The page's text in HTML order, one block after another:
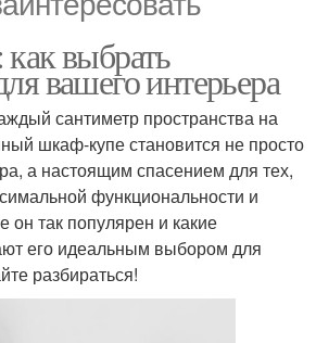
выбрать
вашего интерьера
сантиметр пространства на
шкаф-купе становится не просто
а настоящим спасением для тех,
функциональности и
так популярен и какие
его идеальным выбором для
разбираться!